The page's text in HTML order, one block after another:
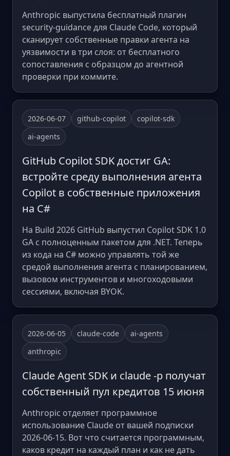
Anthropic выпустила бесплатный плагин
security-guidance для Claude Code, который
сканирует собственные правки агента на
уязвимости в три слоя: от бесплатного
сопоставления с образцом до агентной
проверки при коммите.
2026-06-07 github-copilot
copilot-sdk
ai-agents
GitHub Copilot SDK достиг GA:
встройте среду выполнения агента
Copilot в собственные приложения
на C#
На Build 2026 GitHub выпустил Copilot SDK 1.0
GA с полноценным пакетом для .NET. Теперь
из кода на C# можно управлять той же
средой выполнения агента с планированием,
вызовом инструментов и многоходовыми
сессиями, включая BYOK.
2026-06-05 claude-code
ai-agents
anthropic
Claude Agent SDK и claude -p получат
собственный пул кредитов 15 июня
Anthropic отделяет программное
использование Claude от вашей подписки
2026-06-15. Вот что считается программным,
каков кредит на каждый план и как не дать